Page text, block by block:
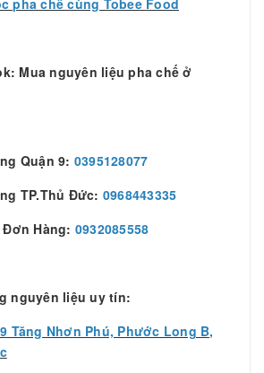
Mua nguyên liệu pha chế ở
Quận 9: 0395128077
TP.Thủ Đức: 0968443335
Hàng: 0932085558
nguyên liệu uy tín:
Tăng Nhơn Phú, Phước Long B,